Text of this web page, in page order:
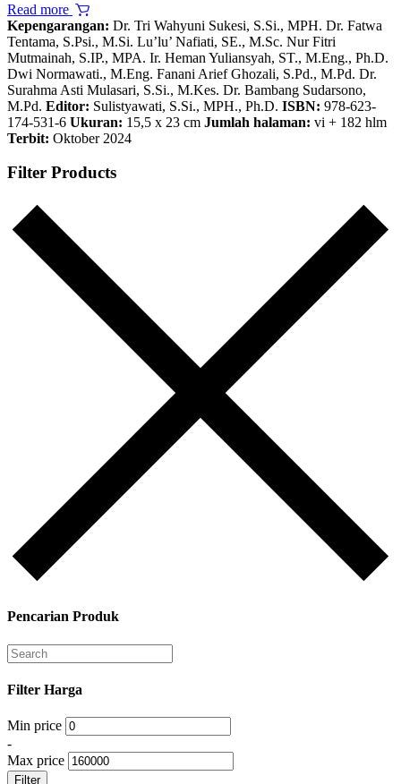
Read more
Kepengarangan: Dr. Tri Wahyuni Sukesi, S.Si., MPH. Dr. Fatwa
Tentama, S.Psi., M.Si. Lu’lu’ Nafiati, SE., M.Sc. Nur Fitri
Mutmainah, S.IP., MPA. Ir. Heman Yuliansyah, ST., M.Eng., Ph.D.
Dwi Normawati., M.Eng. Fanani Arief Ghozali, S.Pd., M.Pd. Dr.
Surahma Asti Mulasari, S.Si., M.Kes. Dr. Bambang Sudarsono,
M.Pd. Editor: Sulistyawati, S.Si., MPH., Ph.D. ISBN: 978-623-
174-531-6 Ukuran: 15,5 x 23 cm Jumlah halaman: vi + 182 hlm
Terbit: Oktober 2024
Filter Products
Pencarian Produk
Filter Harga
Min price
-
Max price
Filter